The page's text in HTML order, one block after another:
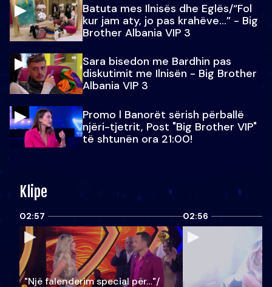
Batuta mes Ilnisës dhe Eglës/“Fol
kur jam aty, jo pas krahëve…” - Big
Brother Albania VIP 3
Sara bisedon me Bardhin pas
diskutimit me Ilnisën - Big Brother
Albania VIP 3
Promo l Banorët sërish përballë
njëri-tjetrit, Post "Big Brother VIP"
të shtunën ora 21:00!
Klipe
02:57
"Një falenderim special për…"/
02:56